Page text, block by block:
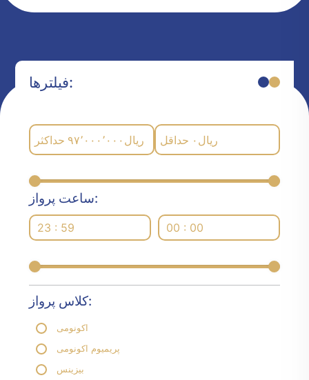
فیلترها:
حداکثر ۹۷٬۰۰۰٬۰۰۰ ریال حداقل ۰ ریال
ساعت پرواز:
23 : 59 00 : 00
کلاس پرواز:
اکونومی
پریمیوم اکونومی
بیزینس